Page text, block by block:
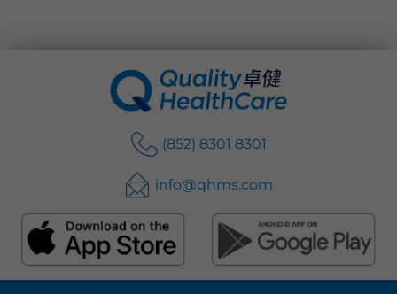
(852) 8301 8301
info@qhms.com